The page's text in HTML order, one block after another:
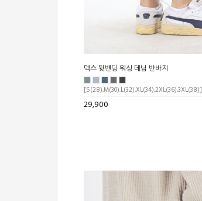
덱스 뒷밴딩 워싱 데님 반바지
[S(28),M(30).L(32),XL(34),2XL(36),3XL(38)]
29,900